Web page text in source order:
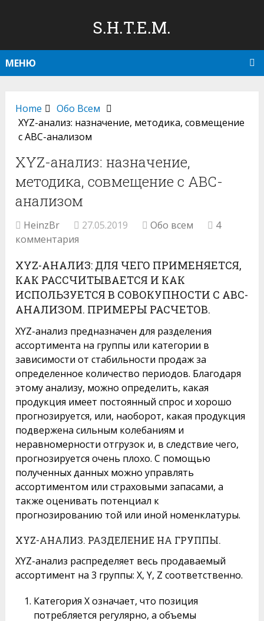
S.H.T.E.M.
МЕНЮ
Home
Обо Всем
XYZ-анализ: назначение, методика, совмещение
с ABC-анализом
XYZ-анализ: назначение,
методика, совмещение с ABC-
анализом
HeinzBr 27.05.2019 Обо всем
4
комментария
XYZ-АНАЛИЗ: ДЛЯ ЧЕГО ПРИМЕНЯЕТСЯ,
КАК РАССЧИТЫВАЕТСЯ И КАК
ИСПОЛЬЗУЕТСЯ В СОВОКУПНОСТИ С ABC-
АНАЛИЗОМ. ПРИМЕРЫ РАСЧЕТОВ.
XYZ-анализ предназначен для разделения
ассортимента на группы или категории в
зависимости от стабильности продаж за
определенное количество периодов. Благодаря
этому анализу, можно определить, какая
продукция имеет постоянный спрос и хорошо
прогнозируется, или, наоборот, какая продукция
подвержена сильным колебаниям и
неравномерности отгрузок и, в следствие чего,
прогнозируется очень плохо. С помощью
полученных данных можно управлять
ассортиментом или страховыми запасами, а
также оценивать потенциал к
прогнозированию той или иной номенклатуры.
XYZ-АНАЛИЗ. РАЗДЕЛЕНИЕ НА ГРУППЫ.
XYZ-анализ распределяет весь продаваемый
ассортимент на 3 группы: X, Y, Z соответственно.
Категория X означает, что позиция
потребляется регулярно, а объемы